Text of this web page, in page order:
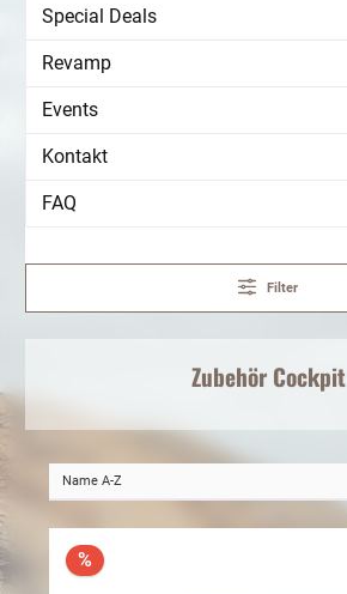
Special Deals
Revamp
Events
Kontakt
FAQ
Filter
Zubehör Cockpit
%